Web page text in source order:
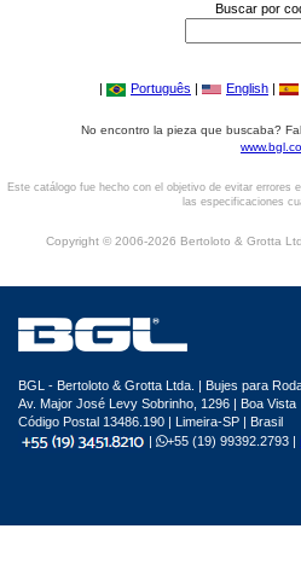
Buscar por
| Português | English |
No encontro la pieza que buscaba?
Este catálogo fue hecho con el objetivo de evitar errores
las especificaciones
Copyright © 2006-2026 Bertoloto & Grotta
BGL - Bertoloto & Grotta Ltda. | Bujes para
Av. Major José Levy Sobrinho, 1296 | Boa Vista
Código Postal 13486.190 | Limeira-SP | Brasil
|
+55 (19) 99392.2793 |